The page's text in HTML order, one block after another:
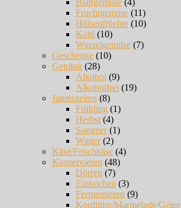
Fruchtgemüse (11)
Hülsenfrüchte (10)
Kohl (10)
Wurzelgemüse (7)
Geschenke (10)
Getränk (28)
Alkohol (9)
Alkoholfrei (19)
Jahreszeiten (8)
Frühling (1)
Herbst (4)
Sommer(1)
Winter(2)
Käse/Frischkäse (4)
Konservieren (48)
Dörren (7)
Einkochen (3)
Fermentieren (9)
Konfitüre/Marmelade/Gelee